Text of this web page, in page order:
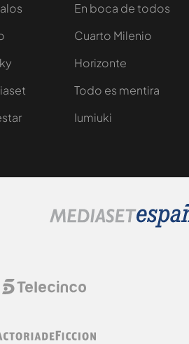
En boca de todos
Cuarto Milenio
Horizonte
Todo es mentira
Iumiuki